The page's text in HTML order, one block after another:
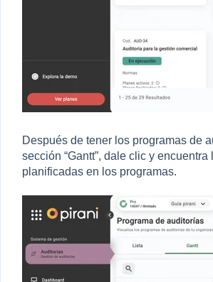
Después de tener los programas de
sección “Gantt”, dale clic y
planificadas en los programas.